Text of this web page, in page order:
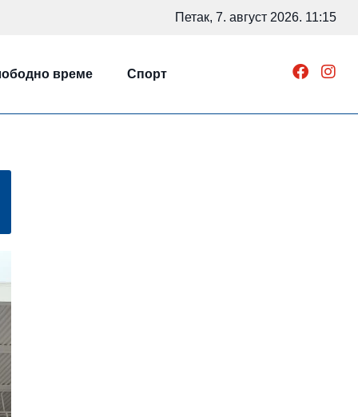
Петак, 7. август 2026. 11:15
време Спорт